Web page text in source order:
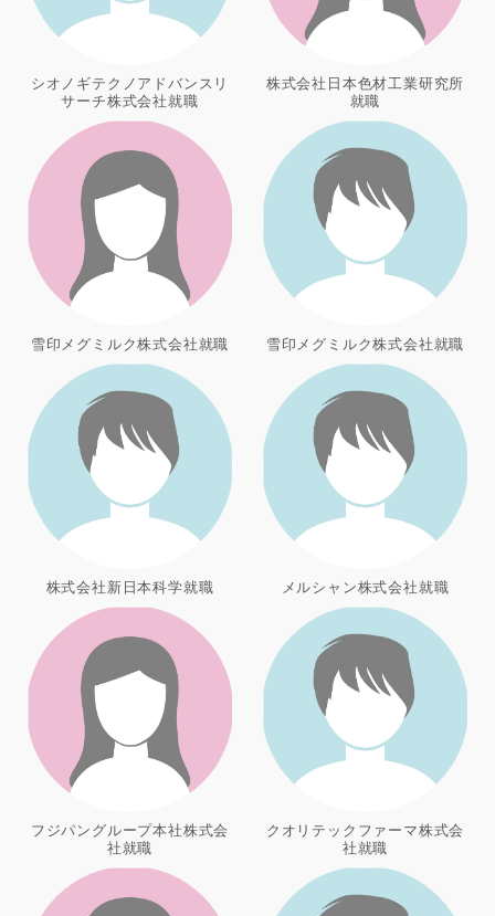
シオノギテクノアドバンスリ
サーチ株式会社就職
株式会社日本色材工業研究所
就職
雪印メグミルク株式会社就職 雪印メグミルク株式会社就職
株式会社新日本科学就職 メルシャン株式会社就職
フジパングループ本社株式会
社就職
クオリテックファーマ株式会
社就職